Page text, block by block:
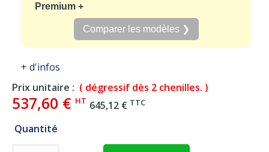
Premium +
Comparer les modèles ❯
+ d'infos
Prix unitaire : ( dégressif dès 2 chenilles. )
537,60 € HT 645,12 € TTC
Quantité